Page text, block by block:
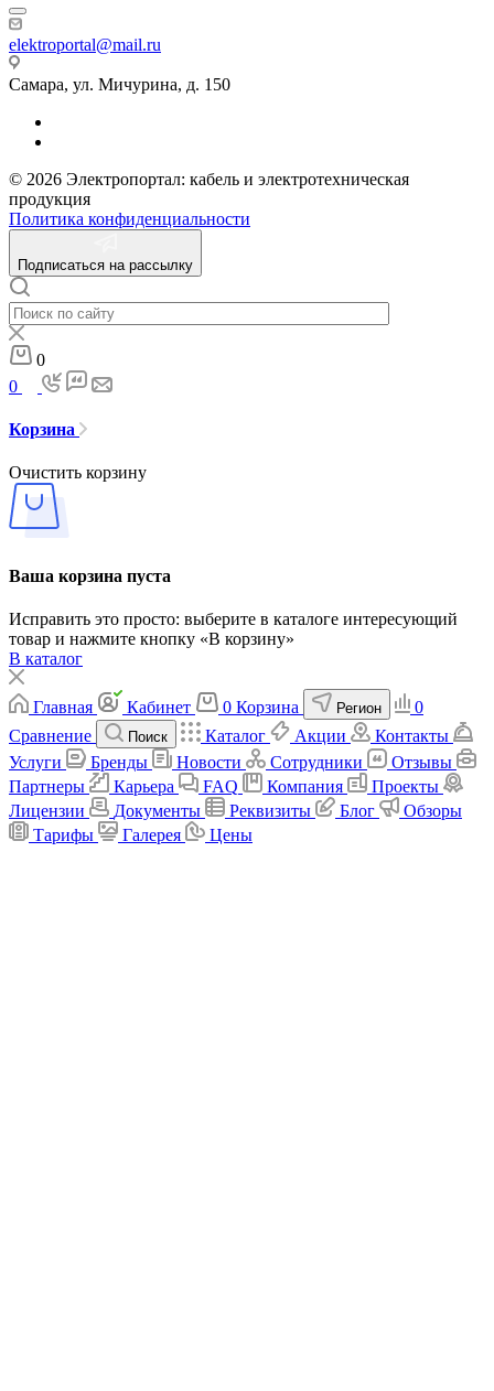
elektroportal@mail.ru
Самара, ул. Мичурина, д. 150
© 2026 Электропортал: кабель и электротехническая
продукция
Политика конфиденциальности
Подписаться на рассылку
0
0
Корзина
Очистить корзину
Ваша корзина пуста
Исправить это просто: выберите в каталоге интересующий
товар и нажмите кнопку «В корзину»
В каталог
Главная Кабинет 0 Корзина Регион
0
Сравнение
Поиск Каталог Акции
Контакты
Услуги
Бренды Новости Сотрудники
Отзывы
Партнеры
Карьера FAQ Компания
Проекты
Лицензии
Документы Реквизиты Блог
Обзоры
Тарифы
Галерея Цены